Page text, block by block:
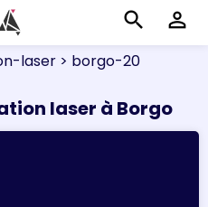
search perm_identity
laser > borgo-20
laser à Borgo